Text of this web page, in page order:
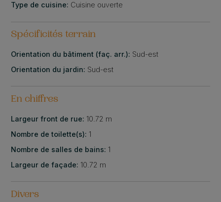
Type de cuisine: Cuisine ouverte
Spécificités terrain
Orientation du bâtiment (faç. arr.): Sud-est
Orientation du jardin: Sud-est
En chiffres
Largeur front de rue: 10.72 m
Nombre de toilette(s): 1
Nombre de salles de bains: 1
Largeur de façade: 10.72 m
Divers